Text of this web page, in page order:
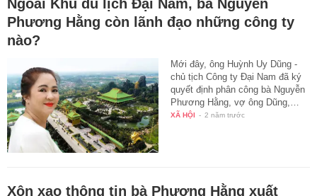
Ngoài Khu du lịch Đại Nam, bà Nguyễn
Phương Hằng còn lãnh đạo những công ty
nào?
Mới đây, ông Huỳnh Uy Dũng -
chủ tịch Công ty Đại Nam đã ký
quyết định phân công bà Nguyễn
Phương Hằng, vợ ông Dũng,…
XÃ HỘI - 2 năm trước
Xôn xao thông tin bà Phương Hằng xuất